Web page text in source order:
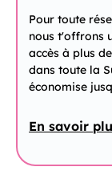
Pour toute
nous t'offrons
accès à plus
dans toute la
économise
En savoir